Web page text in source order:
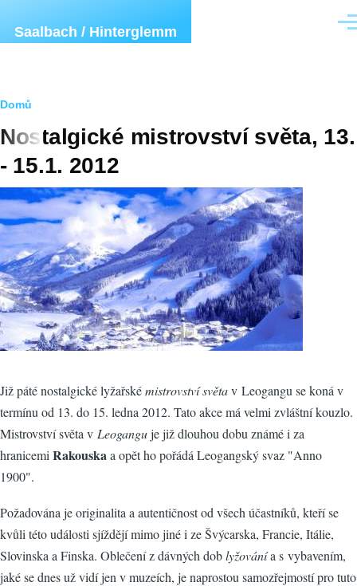
Saalbach / Hinterglemm
Drobečková
navigace
Domů
Nostalgické mistrovství světa, 13.
- 15.1. 2012
Již páté nostalgické lyžařskémistrovství světav Leogangu se koná v
termínu od 13. do 15. ledna 2012. Tato akce má velmi zvláštní kouzlo.
Mistrovství světa v Leoganguje již dlouhou dobu známé i za
hranicemi Rakouskaa opět ho pořádá Leogangský svaz "Anno
1900".
Požadována je originalita a autentičnost od všech účastníků, kteří se
kvůli této události sjíždějí mimo jiné i ze Švýcarska, Francie, Itálie,
Slovinska a Finska. Oblečení z dávných doblyžovánía s vybavením,
jaké se dnes už vidí jen v muzeích, je naprostou samozřejmostí pro tuto